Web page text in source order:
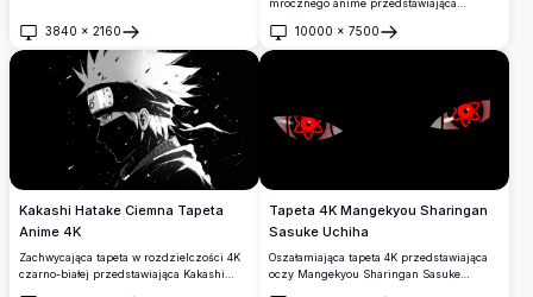
idealna dla fanów anime i miłośników
Naruto.
3840 × 2160
Otwórz
mrocznego anime przedstawiająca
świecącego czerwonego księżyca
Sharingan. W pobliżu siedzą wrony, a
10000 × 7500
Otwórz
Kakashi Hatake Ciemna Tapeta
Anime 4K
Zachwycająca tapeta w rozdzielczości 4K
czarno-białej przedstawiająca Kakashi
Tapeta 4K Mangekyou Sharingan
Sasuke Uchiha
Oszałamiająca tapeta 4K przedstawiająca
oczy Mangekyou Sharingan Sasuke